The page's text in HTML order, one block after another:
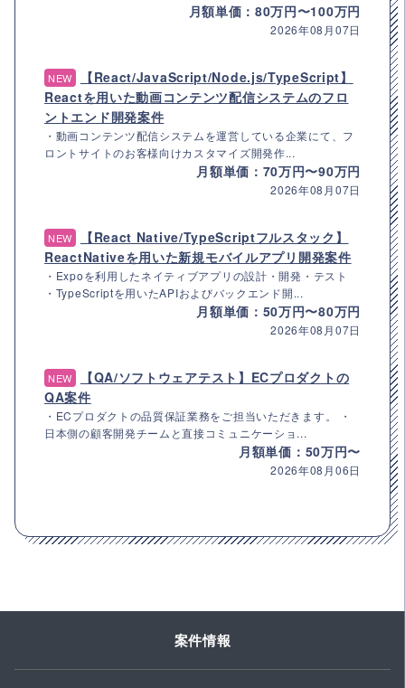
月額単価：80万円〜100万円
2026年08月07日
NEW
【React/JavaScript/Node.js/TypeScript】
Reactを用いた動画コンテンツ配信システムのフロ
ントエンド開発案件
・動画コンテンツ配信システムを運営している企業にて、フ
ロントサイトのお客様向けカスタマイズ開発作...
月額単価：70万円〜90万円
2026年08月07日
NEW
【React Native/TypeScriptフルスタック】
ReactNativeを用いた新規モバイルアプリ開発案件
・Expoを利用したネイティブアプリの設計・開発・テスト
・TypeScriptを用いたAPIおよびバックエンド開...
月額単価：50万円〜80万円
2026年08月07日
NEW
【QA/ソフトウェアテスト】ECプロダクトの
QA案件
・ECプロダクトの品質保証業務をご担当いただきます。 ・
日本側の顧客開発チームと直接コミュニケーショ...
月額単価：50万円〜
2026年08月06日
案件情報